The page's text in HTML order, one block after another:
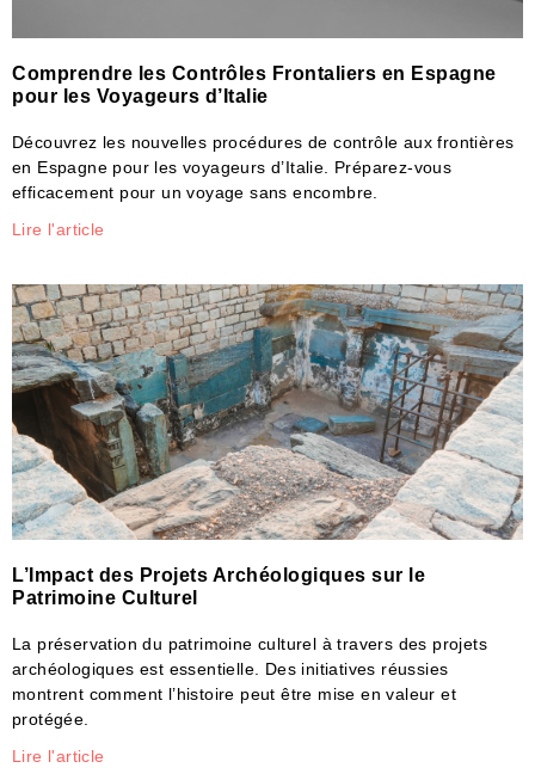
Comprendre les Contrôles Frontaliers en Espagne
pour les Voyageurs d’Italie
Découvrez les nouvelles procédures de contrôle aux frontières
en Espagne pour les voyageurs d’Italie. Préparez-vous
efficacement pour un voyage sans encombre.
Lire l'article
L’Impact des Projets Archéologiques sur le
Patrimoine Culturel
La préservation du patrimoine culturel à travers des projets
archéologiques est essentielle. Des initiatives réussies
montrent comment l’histoire peut être mise en valeur et
protégée.
Lire l'article